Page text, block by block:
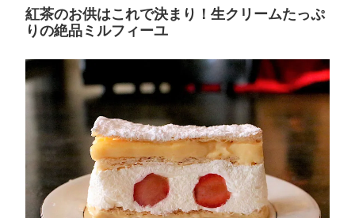
紅茶のお供はこれで決まり！生クリームたっぷ
りの絶品ミルフィーユ